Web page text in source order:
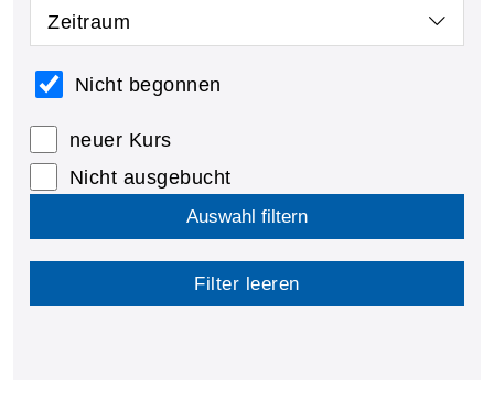
Zeitraum
Nicht begonnen
neuer Kurs
Nicht ausgebucht
Auswahl filtern
Filter leeren